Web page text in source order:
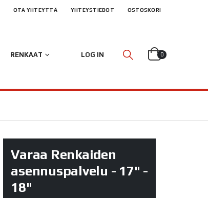
OTA YHTEYTTÄ YHTEYSTIEDOT OSTOSKORI
RENKAAT LOG IN 0
Varaa Renkaiden
asennuspalvelu - 17" -
18"